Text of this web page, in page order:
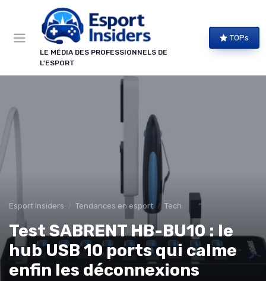
LE MÉDIA DES PROFESSIONNELS DE
L'ESPORT
TOPs
Esport Insiders Tendances en esport Tech
Test SABRENT HB-BU10 : le
hub USB 10 ports qui calme
enfin les déconnexions
Panneau de gestion des cookies